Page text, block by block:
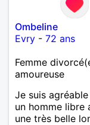
Ombeline
Evry - 72 ans
Femme
amoureuse
Je suis
un homme
une très belle